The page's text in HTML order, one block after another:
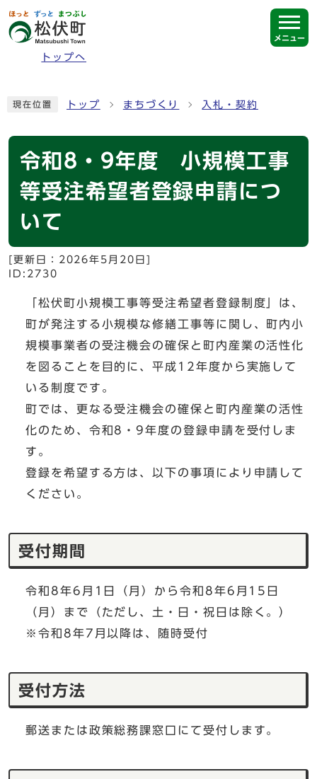
ページの先頭です
トップへ
メニュー
現在位置 トップ まちづくり 入札・契約
令和8・9年度 小規模工事
等受注希望者登録申請につ
いて
[更新日： 2026年5月20日
ID:2730
「松伏町小規模工事等受注希望者登録制度」は、
町が発注する小規模な修繕工事等に関し、町内小
規模事業者の受注機会の確保と町内産業の活性化
を図ることを目的に、平成12年度から実施して
いる制度です。
町では、更なる受注機会の確保と町内産業の活性
化のため、令和8・9年度の登録申請を受付しま
す。
登録を希望する方は、以下の事項により申請して
ください。
受付期間
令和8年6月1日（月）から令和8年6月15日
（月）まで（ただし、土・日・祝日は除く。）
※令和8年7月以降は、随時受付
受付方法
郵送または政策総務課窓口にて受付します。